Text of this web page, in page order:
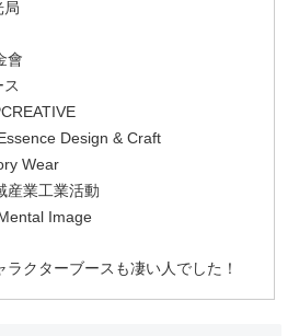
局
會
Design & Craft
Wear
産業工業活動
Image
ラクターブースも凄い人でした！